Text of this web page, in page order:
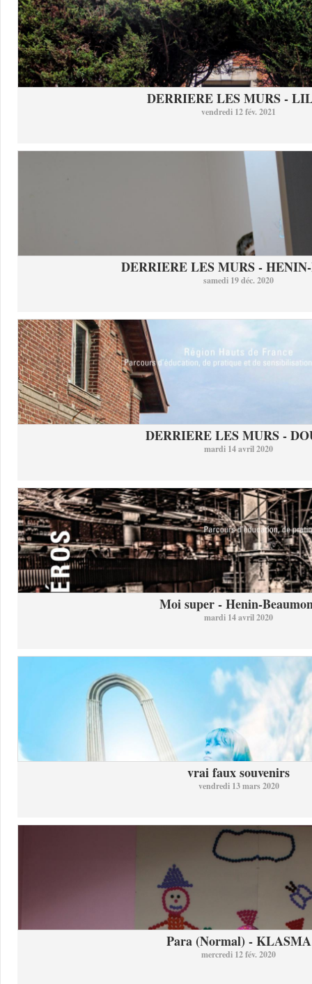
DERRIERE LES MURS -
vendredi 12 fév. 2021
DERRIERE LES MURS -
samedi 19 déc. 2020
DERRIERE LES MURS -
mardi 14 avril 2020
Moi super - Henin-
mardi 14 avril 2020
vrai faux souvenirs
vendredi 13 mars 2020
Para (Normal) - KLASMA
mercredi 12 fév. 2020